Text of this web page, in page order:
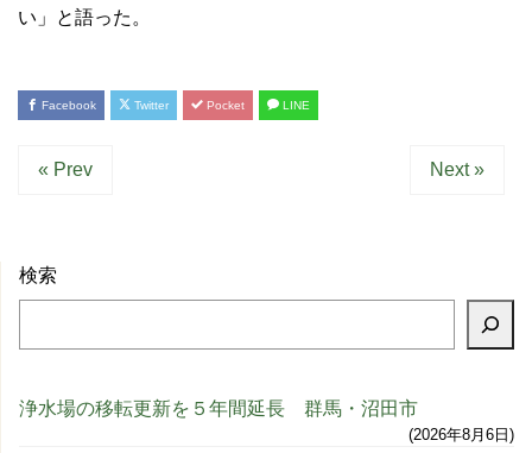
い」と語った。
Facebook Twitter Pocket LINE
« Prev Next »
検索
浄水場の移転更新を５年間延長 群馬・沼田市
2026年8月6日